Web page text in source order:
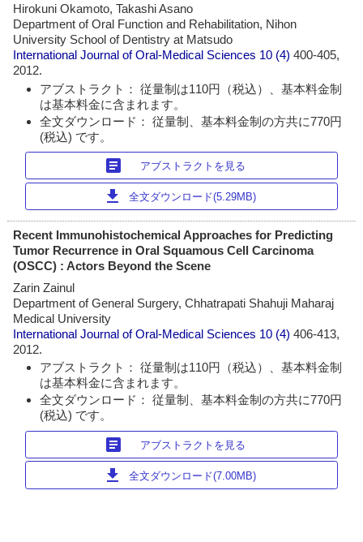
Hirokuni Okamoto, Takashi Asano
Department of Oral Function and Rehabilitation, Nihon
University School of Dentistry at Matsudo
International Journal of Oral-Medical Sciences 10 (4)400-405,
2012.
アブストラクト： 従量制は110円（税込）、基本料金制
は基本料金に含まれます。
全文ダウンロード： 従量制、基本料金制の方共に770円
(税込) です。
article アブストラクトを見る
download 全文ダウンロード(5.29MB)
Recent Immunohistochemical Approaches for Predicting
Tumor Recurrence in Oral Squamous Cell Carcinoma
(OSCC) : Actors Beyond the Scene
Zarin Zainul
Department of General Surgery, Chhatrapati Shahuji Maharaj
Medical University
International Journal of Oral-Medical Sciences 10 (4)406-413,
2012.
アブストラクト： 従量制は110円（税込）、基本料金制
は基本料金に含まれます。
全文ダウンロード： 従量制、基本料金制の方共に770円
(税込) です。
article アブストラクトを見る
download 全文ダウンロード(7.00MB)